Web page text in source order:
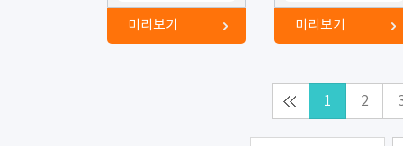
미리보기 미리보기
1 2